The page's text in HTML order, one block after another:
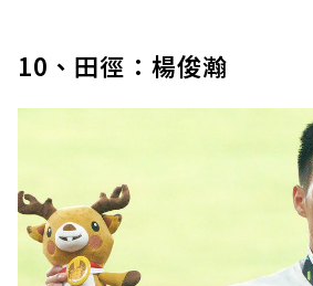
10、田徑：楊俊瀚